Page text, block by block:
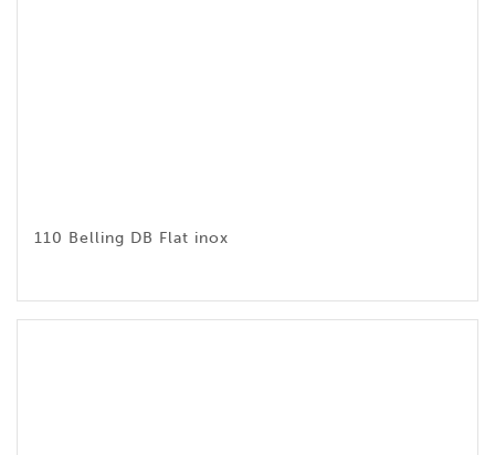
110 Belling DB Flat inox